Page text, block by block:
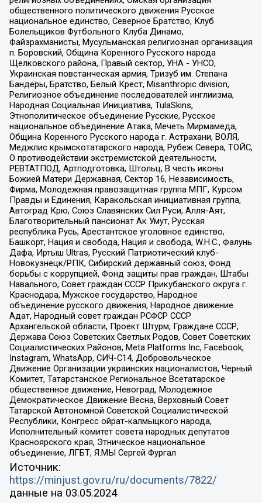
общественного политического движения Русское
национальное единство, Северное Братство, Клуб
Болельщиков Футбольного Клуба Динамо,
Файзрахманисты, Мусульманская религиозная организация
п. Боровский, Община Коренного Русского народа
Щелковского района, Правый сектор, УНА - УНСО,
Украинская повстанческая армия, Тризуб им. Степана
Бандеры, Братство, Белый Крест, Misanthropic division,
Религиозное объединение последователей инглиизма,
Народная Социальная Инициатива, TulaSkins,
Этнополитическое объединение Русские, Русское
национальное объединение Атака, Мечеть Мирмамеда,
Община Коренного Русского народа г. Астрахани, ВОЛЯ,
Меджлис крымскотатарского народа, Рубеж Севера, ТОЙС,
О противодействии экстремистской деятельности,
РЕВТАТПОД, Артподготовка, Штольц, В честь иконы
Божией Матери Державная, Сектор 16, Независимость,
Фирма, Молодежная правозащитная группа МПГ, Курсом
Правды и Единения, Каракольская инициативная группа,
Автоград Крю, Союз Славянских Сил Руси, Алля-Аят,
Благотворительный пансионат Ак Умут, Русская
республика Русь, Арестантское уголовное единство,
Башкорт, Нация и свобода, Нация и свобода, W.H.С., Фалунь
Дафа, Иртыш Ultras, Русский Патриотический клуб-
Новокузнецк/РПК, Сибирский державный союз, Фонд
борьбы с коррупцией, Фонд защиты прав граждан, Штабы
Навального, Совет граждан СССР Прикубанского округа г.
Краснодара, Мужское государство, Народное
объединение русского движения, Народное движение
Адат, Народный совет граждан РСФСР СССР
Архангельской области, Проект Штурм, Граждане СССР,
Держава Союз Советских Светлых Родов, Совет Советских
Социалистических Районов, Meta Platforms Inc, Facebook,
Instagram, WhatsApp, СИЧ-С14, Добровольческое
Движение Организации украинских националистов, Черный
Комитет, Татарстанское Региональное Всетатарское
общественное движение, Невоград, Молодежное
Демократическое Движение Весна, Верховный Совет
Татарской Автономной Советской Социалистической
Республики, Конгресс ойрат-калмыцкого народа,
Исполнительный комитет совета народных депутатов
Красноярского края, Этническое национальное
объединение, ЛГБТ, Я.МЫ Сергей Фургал
Источник:
https://minjust.gov.ru/ru/documents/7822/
данные на 03.05.2024